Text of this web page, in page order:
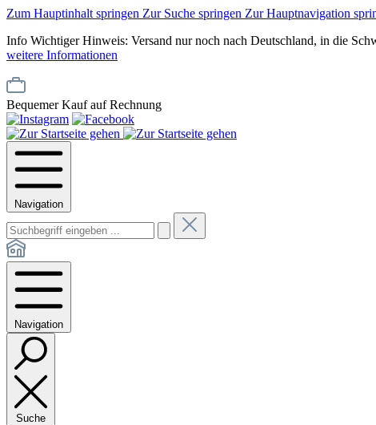
Zum Hauptinhalt springen Zur Suche springen Zur Hauptnavigation
Info Wichtiger Hinweis: Versand nur noch nach Deutschland, in die
weitere Informationen
Bequemer Kauf auf Rechnung
Navigation
Navigation
Suche